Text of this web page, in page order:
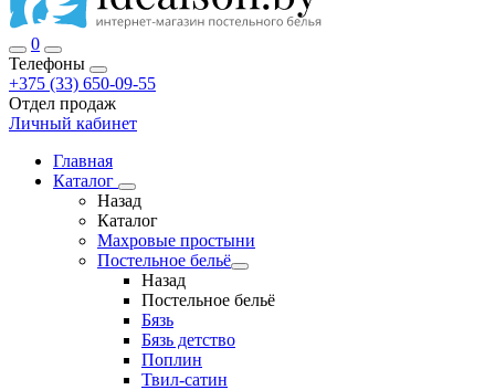
0
Телефоны
+375 (33) 650-09-55
Отдел продаж
Личный кабинет
Главная
Каталог
Назад
Каталог
Махровые простыни
Постельное бельё
Назад
Постельное бельё
Бязь
Бязь детство
Поплин
Твил-сатин